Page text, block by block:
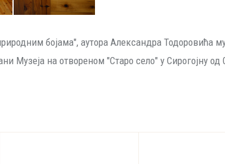
бојама", аутора Александра Тодоровића
Музеја на отвореном "Старо село" у Сирогојну од